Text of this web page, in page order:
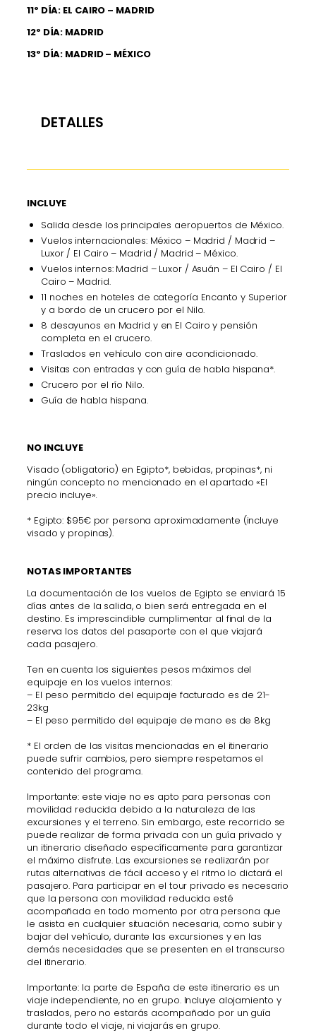
11º DÍA: EL CAIRO – MADRID
12º DÍA: MADRID
13º DÍA: MADRID – MÉXICO
DETALLES
INCLUYE
Salida desde los principales aeropuertos de México.
Vuelos internacionales: México – Madrid / Madrid –
Luxor / El Cairo – Madrid / Madrid – México.
Vuelos internos: Madrid – Luxor / Asuán – El Cairo / El
Cairo – Madrid.
11 noches en hoteles de categoría Encanto y Superior
y a bordo de un crucero por el Nilo.
8 desayunos en Madrid y en El Cairo y pensión
completa en el crucero.
Traslados en vehículo con aire acondicionado.
Visitas con entradas y con guía de habla hispana*.
Crucero por el río Nilo.
Guía de habla hispana.
NO INCLUYE
Visado (obligatorio) en Egipto*, bebidas, propinas*, ni
ningún concepto no mencionado en el apartado «El
precio incluye».
* Egipto: $95€ por persona aproximadamente (incluye
visado y propinas).
NOTAS IMPORTANTES
La documentación de los vuelos de Egipto se enviará 15
días antes de la salida, o bien será entregada en el
destino. Es imprescindible cumplimentar al final de la
reserva los datos del pasaporte con el que viajará
cada pasajero.
Ten en cuenta los siguientes pesos máximos del
equipaje en los vuelos internos:
– El peso permitido del equipaje facturado es de 21-
23kg
– El peso permitido del equipaje de mano es de 8kg
* El orden de las visitas mencionadas en el itinerario
puede sufrir cambios, pero siempre respetamos el
contenido del programa.
Importante: este viaje no es apto para personas con
movilidad reducida debido a la naturaleza de las
excursiones y el terreno. Sin embargo, este recorrido se
puede realizar de forma privada con un guía privado y
un itinerario diseñado específicamente para garantizar
el máximo disfrute. Las excursiones se realizarán por
rutas alternativas de fácil acceso y el ritmo lo dictará el
pasajero. Para participar en el tour privado es necesario
que la persona con movilidad reducida esté
acompañada en todo momento por otra persona que
le asista en cualquier situación necesaria, como subir y
bajar del vehículo, durante las excursiones y en las
demás necesidades que se presenten en el transcurso
del itinerario.
Importante: la parte de España de este itinerario es un
viaje independiente, no en grupo. Incluye alojamiento y
traslados, pero no estarás acompañado por un guía
durante todo el viaje, ni viajarás en grupo.